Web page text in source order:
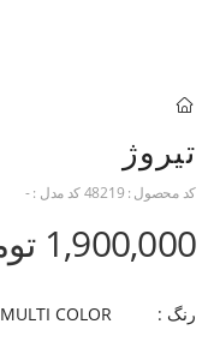
تیروژ
کد محصول : 48219کد مدل :-
1,900,000 تومان
رنگ : MULTI COLOR